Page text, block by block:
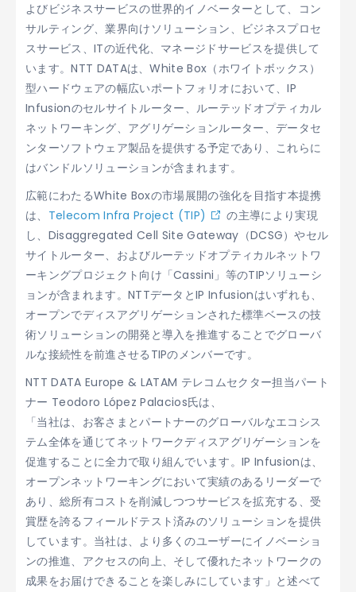
よびビジネスサービスの世界的イノベーターとして、コン
サルティング、業界向けソリューション、ビジネスプロセ
スサービス、ITの近代化、マネージドサービスを提供して
います。NTT DATAは、White Box（ホワイトボックス）
型ハードウェアの幅広いポートフォリオにおいて、IP
Infusionのセルサイトルーター、ルーテッドオプティカル
ネットワーキング、アグリゲーションルーター、データセ
ンターソフトウェア製品を提供する予定であり、これらに
はバンドルソリューションが含まれます。
広範にわたるWhite Boxの市場展開の強化を目指す本提携
は、 Telecom Infra Project (TIP)
の主導により実現
し、Disaggregated Cell Site Gateway（DCSG）やセル
サイトルーター、およびルーテッドオプティカルネットワ
ーキングプロジェクト向け「Cassini」等のTIPソリューシ
ョンが含まれます。NTTデータとIP Infusionはいずれも、
オープンでディスアグリゲーションされた標準ベースの技
術ソリューションの開発と導入を推進することでグローバ
ルな接続性を前進させるTIPのメンバーです。
NTT DATA Europe & LATAM テレコムセクター担当パート
ナー Teodoro López Palacios氏は、
「当社は、お客さまとパートナーのグローバルなエコシス
テム全体を通じてネットワークディスアグリゲーションを
促進することに全力で取り組んでいます。IP Infusionは、
オープンネットワーキングにおいて実績のあるリーダーで
あり、総所有コストを削減しつつサービスを拡充する、受
賞歴を誇るフィールドテスト済みのソリューションを提供
しています。当社は、より多くのユーザーにイノベーショ
ンの推進、アクセスの向上、そして優れたネットワークの
成果をお届けできることを楽しみにしています」と述べて